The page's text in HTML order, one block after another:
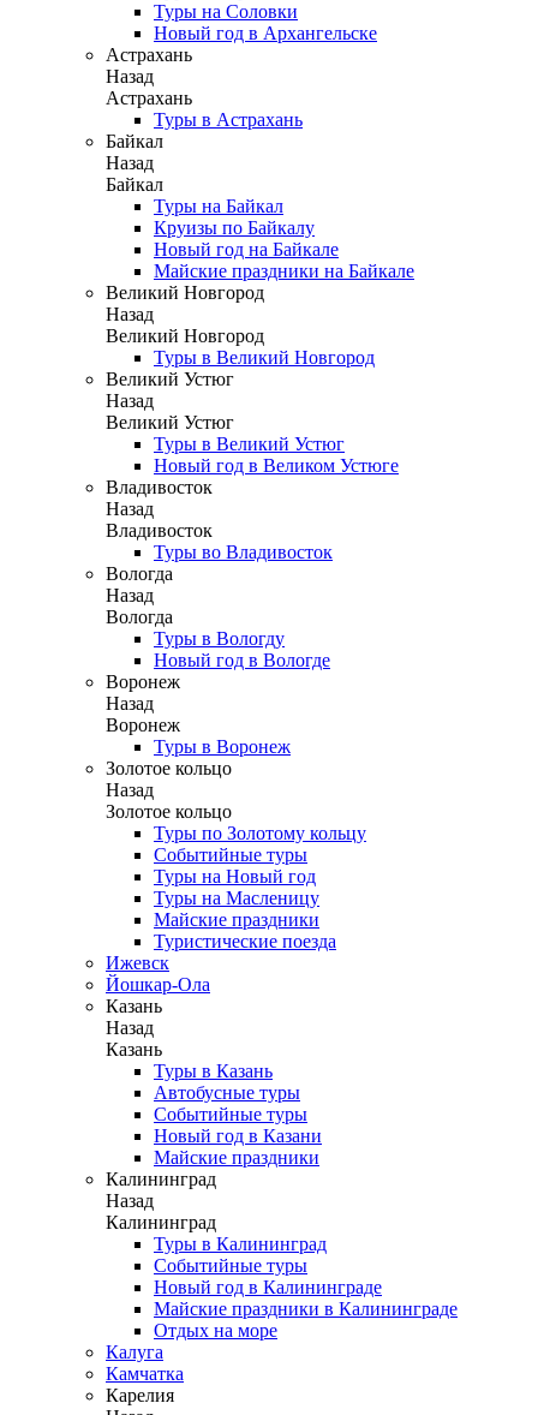
Туры на Соловки
Новый год в Архангельске
Астрахань
Назад
Астрахань
Туры в Астрахань
Байкал
Назад
Байкал
Туры на Байкал
Круизы по Байкалу
Новый год на Байкале
Майские праздники на Байкале
Великий Новгород
Назад
Великий Новгород
Туры в Великий Новгород
Великий Устюг
Назад
Великий Устюг
Туры в Великий Устюг
Новый год в Великом Устюге
Владивосток
Назад
Владивосток
Туры во Владивосток
Вологда
Назад
Вологда
Туры в Вологду
Новый год в Вологде
Воронеж
Назад
Воронеж
Туры в Воронеж
Золотое кольцо
Назад
Золотое кольцо
Туры по Золотому кольцу
Событийные туры
Туры на Новый год
Туры на Масленицу
Майские праздники
Туристические поезда
Ижевск
Йошкар-Ола
Казань
Назад
Казань
Туры в Казань
Автобусные туры
Событийные туры
Новый год в Казани
Майские праздники
Калининград
Назад
Калининград
Туры в Калининград
Событийные туры
Новый год в Калининграде
Майские праздники в Калининграде
Отдых на море
Калуга
Камчатка
Карелия